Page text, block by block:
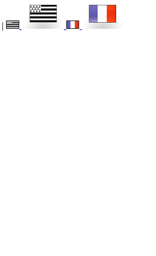
|